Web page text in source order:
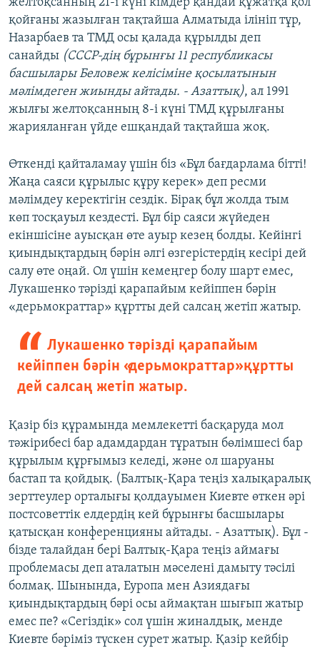
қойғаны жазылған тақтайша Алматыда ілініп тұр,
Назарбаев та ТМД осы қалада құрылды деп
санайды (СССР-дің бұрынғы 11 республикасы
басшылары Беловеж келісіміне қосылатынын
мәлімдеген жиынды айтады. - Азаттық), ал 1991
жылғы желтоқсанның 8-і күні ТМД құрылғаны
жарияланған үйде ешқандай тақтайша жоқ.
Өткенді қайталамау үшін біз «Бұл бағдарлама бітті!
Жаңа саяси құрылыс құру керек» деп ресми
мәлімдеу керектігін сездік. Бірақ бұл жолда тым
көп тосқауыл кездесті. Бұл бір саяси жүйеден
екіншісіне ауысқан өте ауыр кезең болды. Кейінгі
қиындықтардың бәрін әлгі өзгерістердің кесірі дей
салу өте оңай. Ол үшін кемеңгер болу шарт емес,
Лукашенко тәрізді қарапайым кейіппен бәрін
«дерьмократтар» құртты дей салсаң жетіп жатыр.
Лукашенко тәрізді қарапайым
кейіппен бәрін «дерьмократтар» құртты
дей салсаң жетіп жатыр.
Қазір біз құрамында мемлекетті басқаруда мол
тәжірибесі бар адамдардан тұратын бөлімшесі бар
құрылым құрғымыз келеді, және ол шаруаны
бастап та қойдық. (Балтық-Қара теңіз халықаралық
зерттеулер орталығы қолдауымен Киевте өткен әрі
постсоветтік елдердің кей бұрынғы басшылары
қатысқан конференцияны айтады. - Азаттық). Бұл -
бізде талайдан бері Балтық-Қара теңіз аймағы
проблемасы деп аталатын мәселені дамыту тәсілі
болмақ. Шынында, Еуропа мен Азиядағы
қиындықтардың бәрі осы аймақтан шығып жатыр
емес пе? «Сегіздік» сол үшін жиналдық, менде
Киевте бәріміз түскен сурет жатыр. Қазір кейбір